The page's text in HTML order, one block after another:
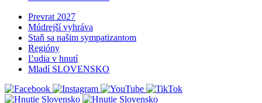
Prevrat 2027
Múdrejší vyhráva
Staň sa našim sympatizantom
Regióny
Ľudia v hnutí
Mladí SLOVENSKO